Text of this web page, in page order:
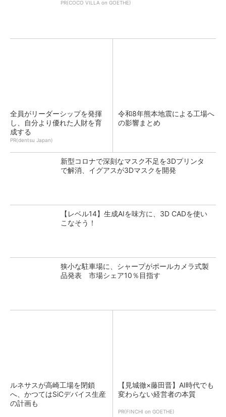
PR(COCO VILLA on GOETHE)
全員がリーダーシップを発揮
し、自分より優れた人財を育
成する
PR(dentsu Japan)
令和8年熊本地震による工場へ
の影響まとめ
新型コロナで深刻なマスク不足を3Dプリンタ
で解消、イグアスが3Dマスクを開発
【レベル14】生成AIを味方に、3D CADを使い
こなそう！
狭小な駐車場に、シャープがポールカメラ式製
品発表 市場シェア10％目指す
ルネサスが高崎工場を閉鎖
へ、かつてはSiCデバイス生産
の計画も
【見城徹×藤田晋】AI時代でも
変わらない経営者の本質
PR(FINCHI on GOETHE)